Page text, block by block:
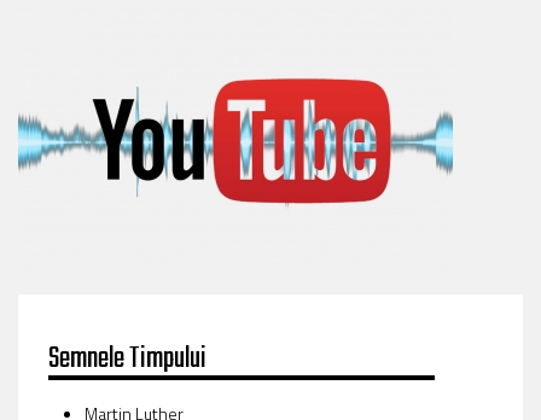
Semnele Timpului
Martin Luther